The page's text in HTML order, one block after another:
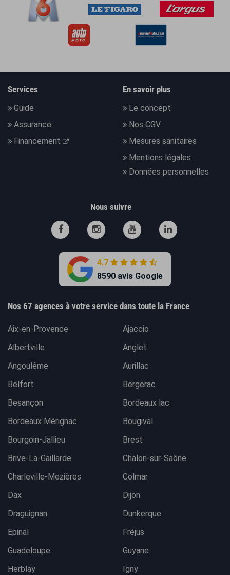
Services
Guide
Assurance
Financement
En savoir plus
Le concept
Nos CGV
Mesures sanitaires
Mentions légales
Données personnelles
Nous suivre
4.7
8590 avis Google
Nos 67 agences à votre service dans toute la France
Aix-en-Provence
Ajaccio
Albertville
Anglet
Angoulême
Aurillac
Belfort
Bergerac
Besançon
Bordeaux lac
Bordeaux Mérignac
Bougival
Bourgoin-Jallieu
Brest
Brive-La-Gaillarde
Chalon-sur-Saône
Charleville-Mezières
Colmar
Dax
Dijon
Draguignan
Dunkerque
Epinal
Fréjus
Guadeloupe
Guyane
Herblay
Igny